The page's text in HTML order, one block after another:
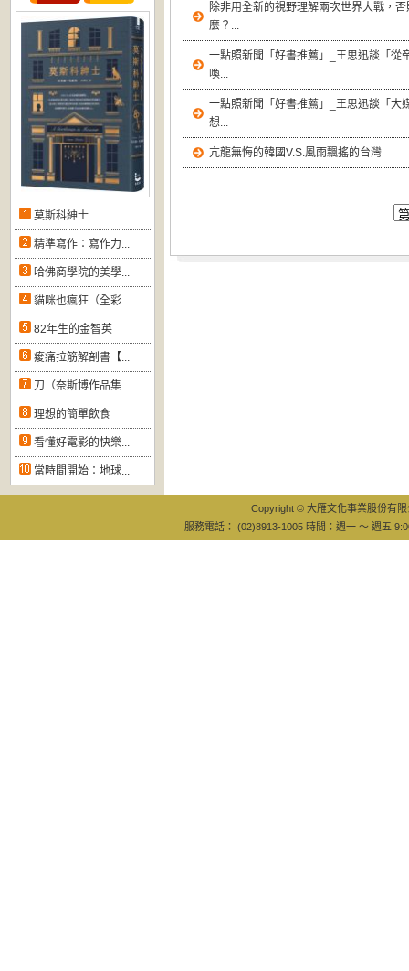
莫斯科紳士
精準寫作：寫作力...
哈佛商學院的美學...
貓咪也瘋狂（全彩...
82年生的金智英
痠痛拉筋解剖書【...
刀（奈斯博作品集...
理想的簡單飲食
看懂好電影的快樂...
當時間開始：地球...
除非用全新的視野理解兩次世界大戰，
麼？...
一點照新聞「好書推薦」_王思迅談「從
喚...
一點照新聞「好書推薦」_王思迅談「大
想...
亢龍無悔的韓國V.S.風雨飄搖的台灣
Copyright © 大雁文化事業股份有
服務電話： (02)8913-1005 時間：週一 ～ 週五